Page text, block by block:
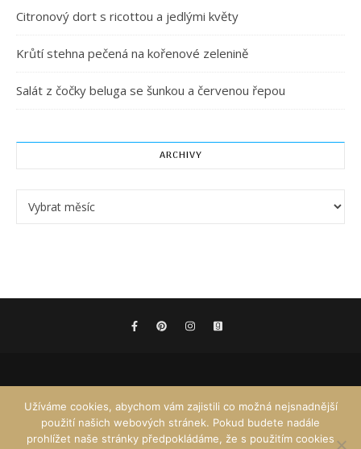
Citronový dort s ricottou a jedlými květy
Krůtí stehna pečená na kořenové zelenině
Salát z čočky beluga se šunkou a červenou řepou
ARCHIVY
Archivy
Užíváme cookies, abychom vám zajistili co možná nejsnadnější
použití našich webových stránek. Pokud budete nadále
prohlížet naše stránky předpokládáme, že s použitím cookies